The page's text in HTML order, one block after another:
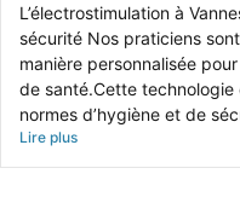
L’électrostimulation à
sécurité Nos praticiens
manière personnalisée
de santé.Cette
normes d’hygiène et de
Lire plus